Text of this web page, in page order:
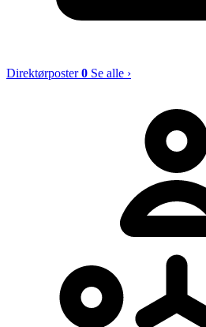
Direktørposter0 Se alle ›